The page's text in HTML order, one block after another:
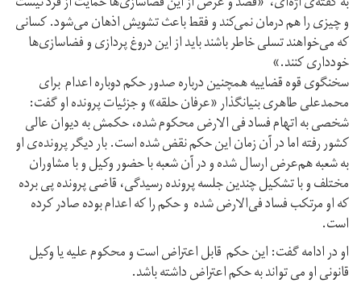
و چیزی را هم درمان نمی‌کند و فقط باعث تشویش اذهان می‌شود. کسانی
که می‌خواهند تسلی خاطر باشند باید از این دروغ پردازی و فضاسازی‌ها
خودداری کنند.»
سخنگوی قوه قضاییه همچنین درباره صدور حکم دوباره اعدام برای
محمدعلی طاهری بنیانگذار «عرفان حلقه» و جزئیات پرونده او گفت:
شخصی به اتهام فساد فی الارض محکوم شده، حکمش به دیوان عالی
کشور رفته اما در آن زمان این حکم نقض شده است. بار دیگر پرونده‌ی او
به شعبه هم‌عرض ارسال شده و در آن شعبه با حضور وکیل و با مشاوران
مختلف و با تشکیل چندین جلسه پرونده رسیدگی، قاضی پرونده پی برده
که او مرتکب فساد فی‌الارض شده و حکم را که اعدام بوده صادر کرده
است.
او در ادامه گفت: این حکم قابل اعتراض است و محکوم علیه یا وکیل
قانونی او می تواند به حکم اعتراض داشته باشد.